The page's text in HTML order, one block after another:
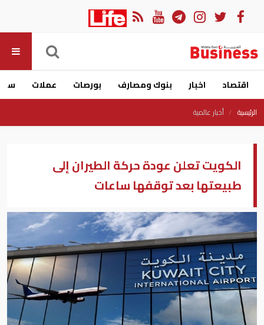
اقتصاد اخبار بنوك ومصارف بورصات عملات
الرئيسية أخبار عالمية
الكويت تعلن عودة حركة الطيران إلى
طبيعتها بعد توقفها ساعات